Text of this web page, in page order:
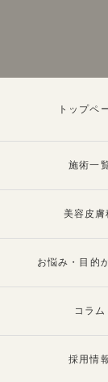
トップペ
施術一
美容皮膚
お悩み・目的
コラム
採用情